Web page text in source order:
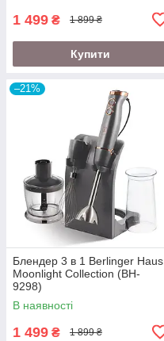
1 499 ₴ 1 899 ₴
Купити
–21%
Блендер 3 в 1 Berlinger Haus
Moonlight Collection (BH-
9298)
В наявності
1 499 ₴ 1 899 ₴